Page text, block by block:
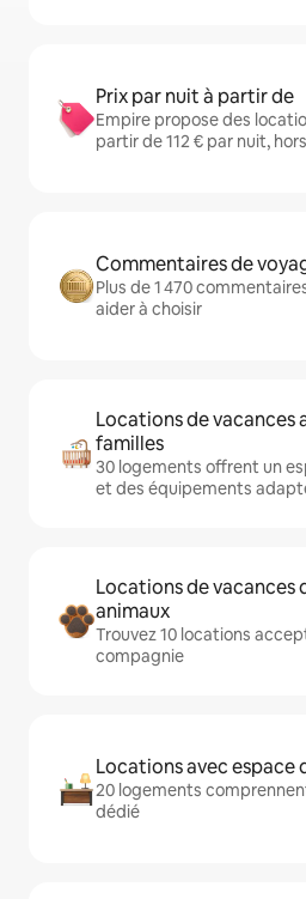
Prix par nuit à partir de
Empire propose des
partir de 112 € par nuit,
Commentaires de
Plus de 1 470
aider à choisir
Locations de vacances
familles
30 logements offrent un
et des équipements
Locations de vacances
animaux
Trouvez 10 locations
compagnie
Locations avec espace
20 logements
dédié